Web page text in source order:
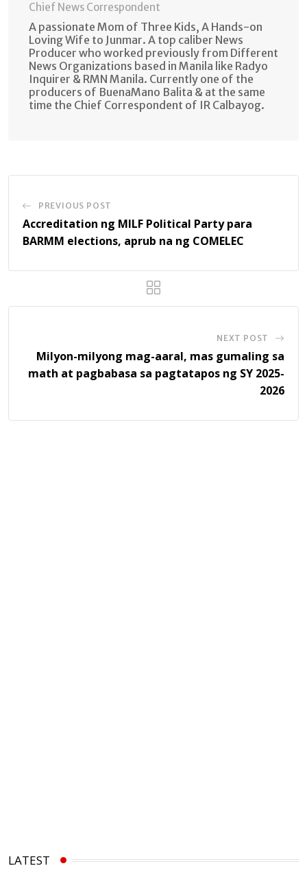
Chief News Correspondent
A passionate Mom of Three Kids, A Hands-on
Loving Wife to Junmar. A top caliber News
Producer who worked previously from Different
News Organizations based in Manila like Radyo
Inquirer & RMN Manila. Currently one of the
producers of BuenaMano Balita & at the same
time the Chief Correspondent of IR Calbayog.
PREVIOUS POST
Accreditation ng MILF Political Party para
BARMM elections, aprub na ng COMELEC
NEXT POST
Milyon-milyong mag-aaral, mas gumaling sa
math at pagbabasa sa pagtatapos ng SY 2025-
2026
LATEST